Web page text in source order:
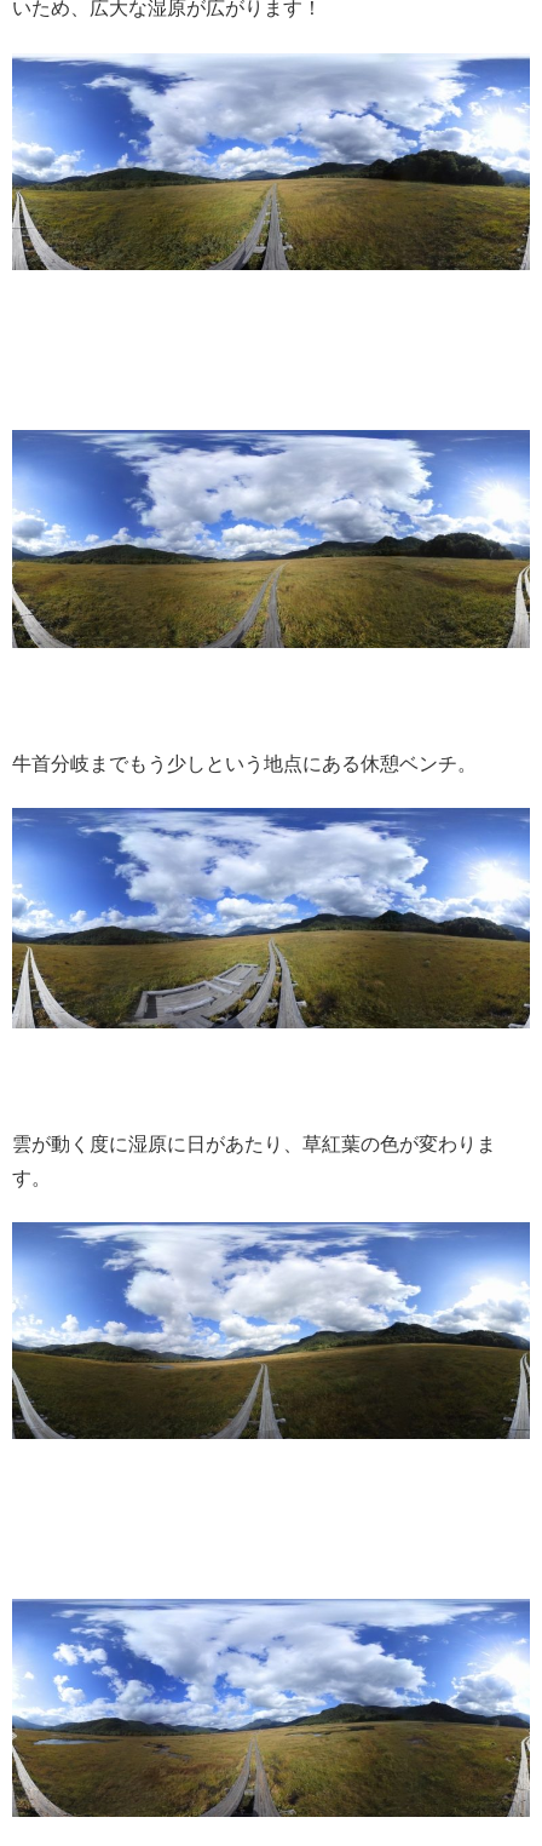
いため、広大な湿原が広がります！
牛首分岐までもう少しという地点にある休憩ベンチ。
雲が動く度に湿原に日があたり、草紅葉の色が変わりま
す。